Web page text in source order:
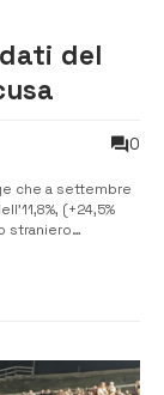
del
0
che a settembre
(+24,5%
straniero